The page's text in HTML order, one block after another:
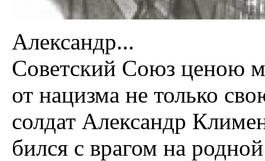
Александр...
Советский Союз ценою
от нацизма не только
солдат Александр
бился с врагом на